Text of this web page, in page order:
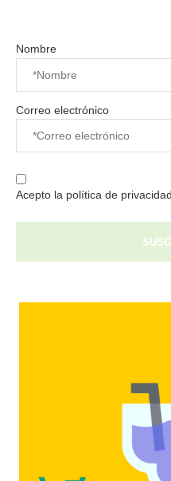
Nombre
Correo electrónico
Acepto la política de privacidad